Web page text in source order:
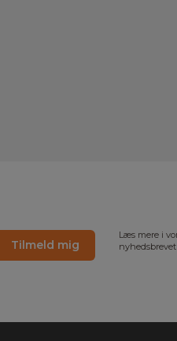
Tilmeld mig
Læs mere i